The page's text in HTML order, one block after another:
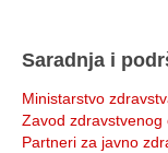
Saradnja i
Ministarstvo
Zavod
Partneri za javno